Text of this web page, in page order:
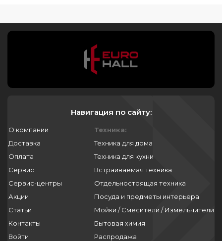
Навигация по сайту:
О компании
Доставка
Оплата
Сервис
Сервис-центры
Акции
Статьи
Контакты
Войти
Техника:
Техника для дома
Техника для кухни
Встраиваемая техника
Отдельностоящая техника
Посуда и предметы интерьера
Мойки / Смесители / Измельчители
Бытовая химия
Распродажа